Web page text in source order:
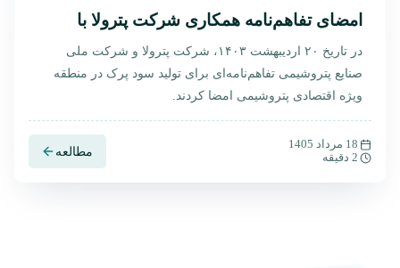
امضای تفاهم‌نامه همکاری شرکت پترولا با
شرکت ملی صنایع پتروشیمیدر تاریخ ۲۰ اردیبهشت ۱۴۰۳، شرکت پترولا و شرکت ملی
صنایع پتروشیمی تفاهم‌نامه‌ای برای تولید سود پرک در منطقه
ویژه اقتصادی پتروشیمی امضا کردند.
18 مرداد 1405
2 دقیقه
مطالعه